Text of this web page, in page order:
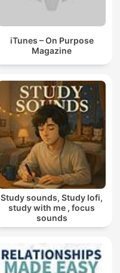
iTunes – On Purpose
Magazine
Study sounds, Study lofi,
study with me , focus
sounds